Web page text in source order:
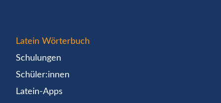
Latein Wörterbuch
Schulungen
Schüler:innen
Latein-Apps